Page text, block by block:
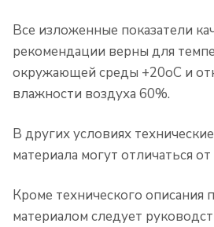
Все изложенные показатели
рекомендации верны для
окружающей среды +20oC и
влажности воздуха 60%.
В других условиях
материала могут отличаться
Кроме технического описания
материалом следует